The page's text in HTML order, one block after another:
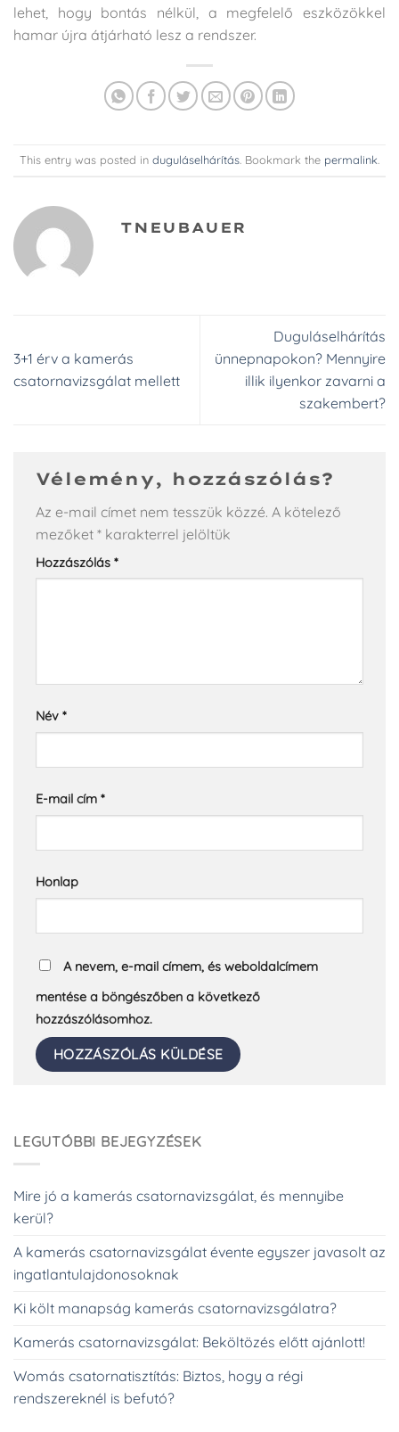
lehet, hogy bontás nélkül, a megfelelő eszközökkel
hamar újra átjárható lesz a rendszer.
This entry was posted in duguláselhárítás . Bookmark the permalink
TNEUBAUER
3+1 érv a kamerás
csatornavizsgálat mellett
Duguláselhárítás
ünnepnapokon? Mennyire
illik ilyenkor zavarni a
szakembert?
Vélemény, hozzászólás?
Az e-mail címet nem tesszük közzé. A kötelező
mezőket * karakterrel jelöltük
Hozzászólás *
Név *
E-mail cím *
Honlap
A nevem, e-mail címem, és weboldalcímem
mentése a böngészőben a következő
hozzászólásomhoz.
LEGUTÓBBI BEJEGYZÉSEK
Mire jó a kamerás csatornavizsgálat, és mennyibe
kerül?
A kamerás csatornavizsgálat évente egyszer javasolt az
ingatlantulajdonosoknak
Ki költ manapság kamerás csatornavizsgálatra?
Kamerás csatornavizsgálat: Beköltözés előtt ajánlott!
Womás csatornatisztítás: Biztos, hogy a régi
rendszereknél is befutó?